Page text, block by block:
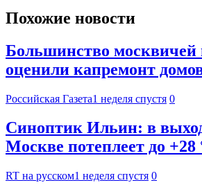
Похожие новости
Большинство москвичей
оценили капремонт
Российская Газета1 неделя спустя 0
Синоптик Ильин: в
Москве потеплеет до +28
RT на русском1 неделя спустя 0